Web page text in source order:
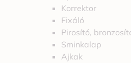
Korrektor
Fixáló
Pirosító,
Sminkalap
Ajkak